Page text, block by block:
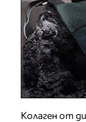
Колаген от